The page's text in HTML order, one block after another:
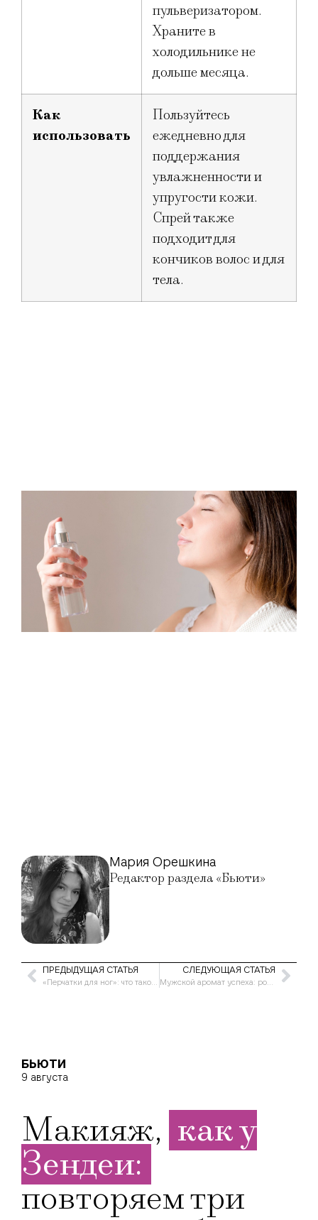
пульверизатором.
Храните в
холодильнике не
дольше месяца.
Как
использовать
Пользуйтесь
ежедневно для
поддержания
увлажненности и
упругости кожи.
Спрей также
подходит для
кончиков волос и для
тела.
Мария Орешкина
Редактор раздела «Бьюти»
ПРЕДЫДУЩАЯ СТАТЬЯ
«Перчатки для ног»: что такое Vibram FiveFingers и почему их все носят?
СЛЕДУЮЩАЯ СТАТЬЯ
Мужской аромат успеха: роль запаха в переговорах и на свиданиях
БЬЮТИ
9 августа
Макияж, как у
Зендеи:
повторяем три